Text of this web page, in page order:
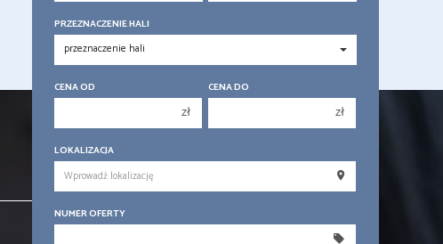
PRZEZNACZENIE HALI
CENA OD
zł
250 000 zł
300 000 zł
CENA DO
zł
250 000 zł
300 000 zł
LOKALIZACJA
NUMER OFERTY